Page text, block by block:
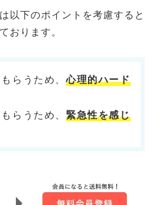
以下のポイントを考慮すると
おります。
らうため、心理的ハード
らうため、 緊急性を感じ